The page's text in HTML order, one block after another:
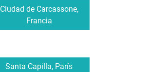
Ciudad de Carcassone,
Francia
Santa Capilla, París